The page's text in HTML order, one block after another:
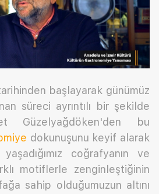
başlayarak günümüz
süreci ayrıntılı bir şekilde
Güzelyağdöken'den bu
dokunuşunu keyif alarak
coğrafyanın ve
motiflerle zenginleştiğinin
sahip olduğumuzun altını